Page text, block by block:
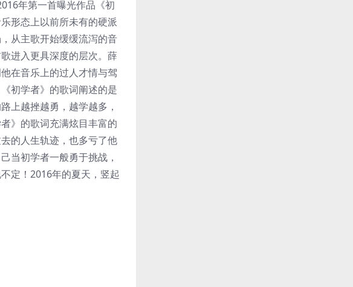
年第一首曝光作品《初
形态上以前所未有的硬派
从主歌开始缓缓流泻的音
进入更具深度的层次。薛
在音乐上的过人才情与驾
初学者》的歌词阐述的是
上越挫越勇，越学越多，
》的歌词充满炫目丰富的
的人生轨迹，也多亏了他
当初学者一般勇于挑战，
定！2016年的夏天，竖起